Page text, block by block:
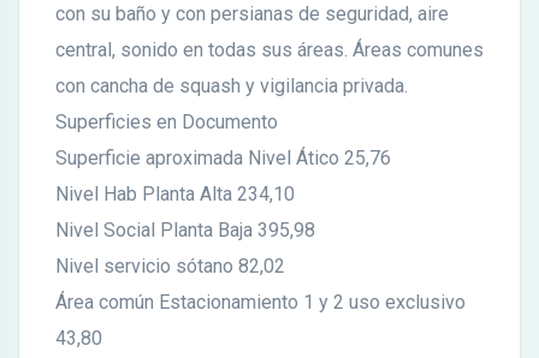
con su baño y con persianas de seguridad, aire
central, sonido en todas sus áreas. Áreas comunes
con cancha de squash y vigilancia privada.
Superficies en Documento
Superficie aproximada Nivel Ático 25,76
Nivel Hab Planta Alta 234,10
Nivel Social Planta Baja 395,98
Nivel servicio sótano 82,02
Área común Estacionamiento 1 y 2 uso exclusivo
43,80